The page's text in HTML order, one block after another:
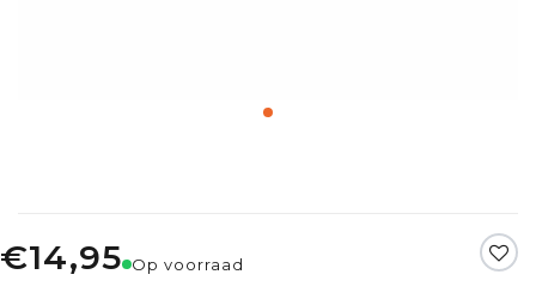
€14,95 Op voorraad